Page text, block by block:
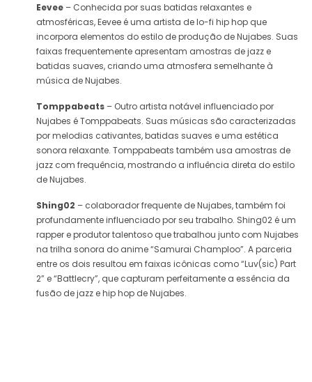
Eevee– Conhecida por suas batidas relaxantes e
atmosféricas, Eevee é uma artista de lo-fi hip hop que
incorpora elementos do estilo de produção de Nujabes. Suas
faixas frequentemente apresentam amostras de jazz e
batidas suaves, criando uma atmosfera semelhante à
música de Nujabes.
Tomppabeats– Outro artista notável influenciado por
Nujabes é Tomppabeats. Suas músicas são caracterizadas
por melodias cativantes, batidas suaves e uma estética
sonora relaxante. Tomppabeats também usa amostras de
jazz com frequência, mostrando a influência direta do estilo
de Nujabes.
Shing02 – colaborador frequente de Nujabes, também foi
profundamente influenciado por seu trabalho. Shing02 é um
rapper e produtor talentoso que trabalhou junto com Nujabes
na trilha sonora do anime “Samurai Champloo”. A parceria
entre os dois resultou em faixas icônicas como “Luv(sic) Part
2” e “Battlecry”, que capturam perfeitamente a essência da
fusão de jazz e hip hop de Nujabes.